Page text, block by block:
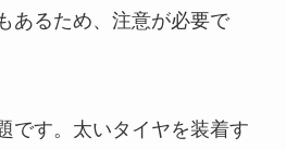
あるため、注意が必要で
です。太いタイヤを装着す